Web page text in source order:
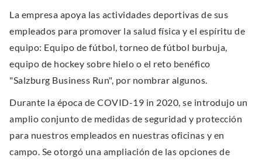
La empresa apoya las actividades deportivas de sus
empleados para promover la salud física y el espíritu de
equipo: Equipo de fútbol, torneo de fútbol burbuja,
equipo de hockey sobre hielo o el reto benéfico
"Salzburg Business Run", por nombrar algunos.
Durante la época de COVID-19 in 2020, se introdujo un
amplio conjunto de medidas de seguridad y protección
para nuestros empleados en nuestras oficinas y en
campo. Se otorgó una ampliación de las opciones de